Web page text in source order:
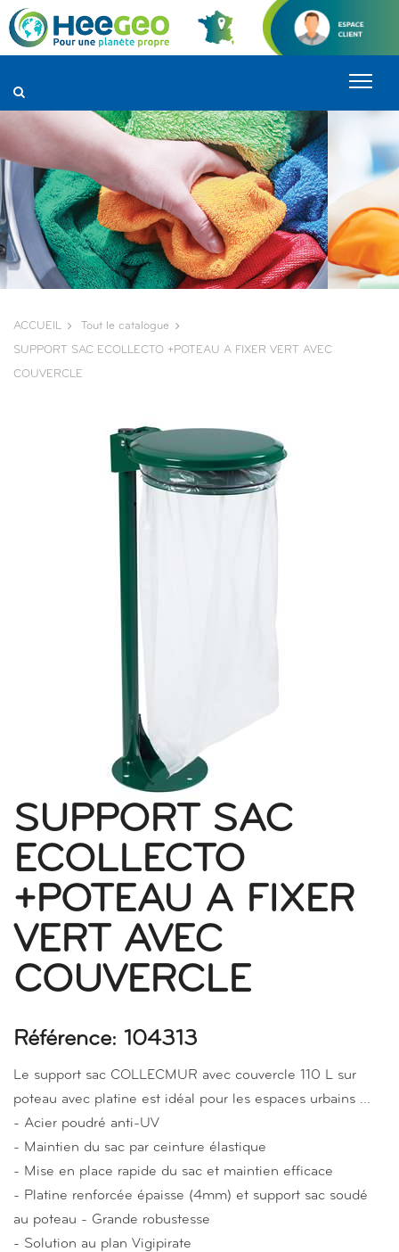
ACCUEIL Tout le catalogue
SUPPORT SAC ECOLLECTO +POTEAU A FIXER VERT AVEC
COUVERCLE
SUPPORT SAC
ECOLLECTO
+POTEAU A FIXER
VERT AVEC
COUVERCLE
Référence: 104313
Le support sac COLLECMUR avec couvercle 110 L sur
poteau avec platine est idéal pour les espaces urbains ...
- Acier poudré anti-UV
- Maintien du sac par ceinture élastique
- Mise en place rapide du sac et maintien efficace
- Platine renforcée épaisse (4mm) et support sac soudé
au poteau - Grande robustesse
- Solution au plan Vigipirate
Panneau de gestion des cookies